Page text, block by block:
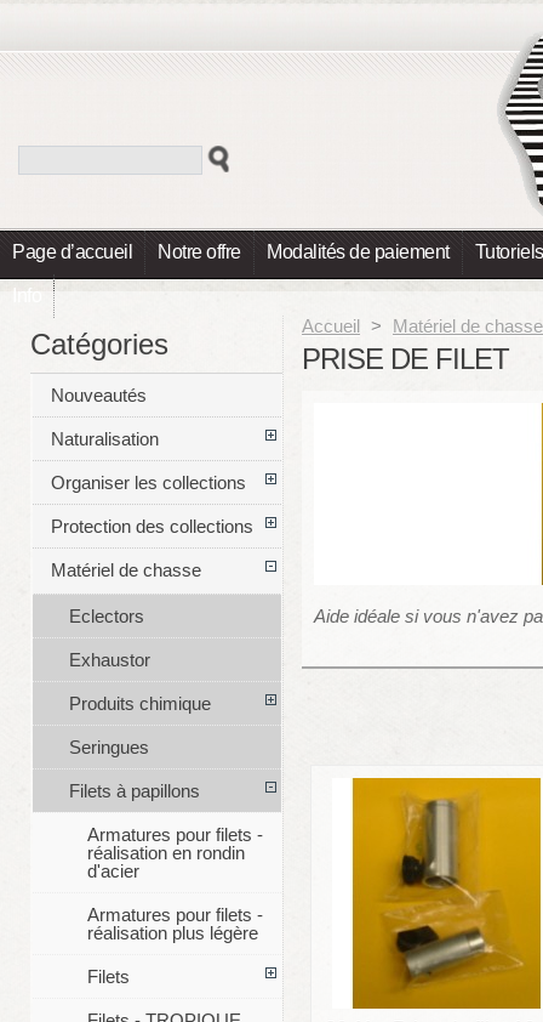
Page d’accueil Notre offre Modalités de paiement Tutoriels
Info
Accueil > Matériel de chasse
PRISE DE FILET
Aide idéale si vous n'avez
Catégories
Nouveautés
Naturalisation
Organiser les collections
Protection des collections
Matériel de chasse
Eclectors
Exhaustor
Produits chimique
Seringues
Filets à papillons
Armatures pour filets -
réalisation en rondin
d'acier
Armatures pour filets -
réalisation plus légère
Filets